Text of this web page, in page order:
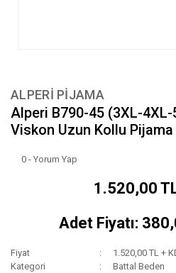
ALPERİ PİJAMA
Alperi B790-45 (3XL-
Viskon Uzun Kollu Pijama
0 - Yorum Yap
1.520,00
Adet Fiyatı:
Fiyat
1.520,00 TL +
Kategori
Battal Beden